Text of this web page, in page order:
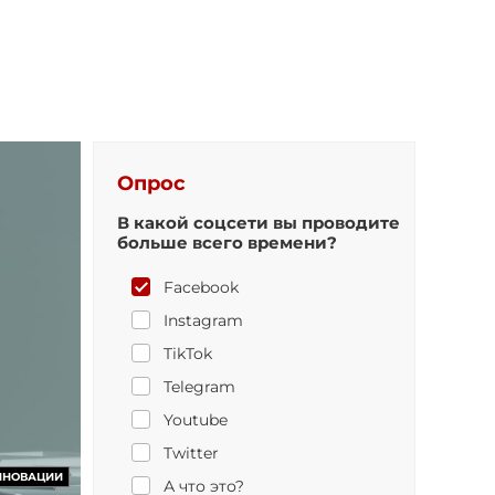
Опрос
В какой соцсети вы проводите
больше всего времени?
Facebook
Instagram
TikTok
Telegram
Youtube
Twitter
А что это?